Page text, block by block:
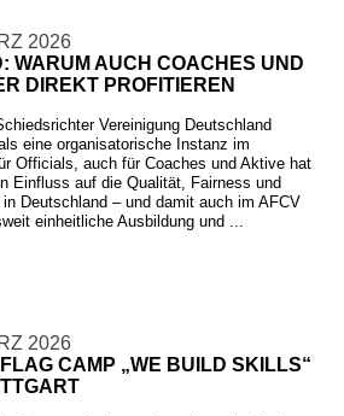
2026
WARUM AUCH COACHES UND
DIREKT PROFITIEREN
Vereinigung Deutschland
eine organisatorische Instanz im
Officials, auch für Coaches und Aktive hat
Einfluss auf die Qualität, Fairness und
Deutschland – und damit auch im AFCV
einheitliche Ausbildung und ...
2026
CAMP „WE BUILD SKILLS“